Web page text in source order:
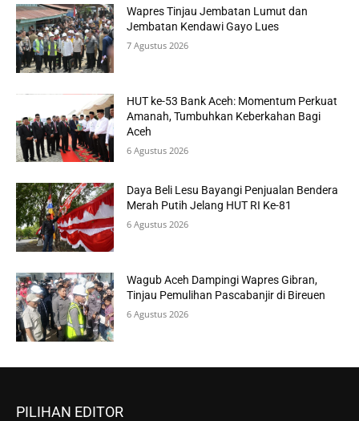
Wapres Tinjau Jembatan Lumut dan
Jembatan Kendawi Gayo Lues
7 Agustus 2026
HUT ke-53 Bank Aceh: Momentum Perkuat
Amanah, Tumbuhkan Keberkahan Bagi
Aceh
6 Agustus 2026
Daya Beli Lesu Bayangi Penjualan Bendera
Merah Putih Jelang HUT RI Ke-81
6 Agustus 2026
Wagub Aceh Dampingi Wapres Gibran,
Tinjau Pemulihan Pascabanjir di Bireuen
6 Agustus 2026
PILIHAN EDITOR